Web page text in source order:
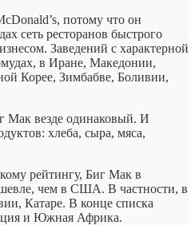
потому что он
сеть ресторанов быстрого
Заведений с характерной
в Иране, Македонии,
Корее, Зимбабве, Боливии,
Мак везде одинаковый. И
хлеба, сыра, мяса,
рейтингу, Биг Мак в
чем в США. В частности, в
Катаре. В конце списка
и Южная Африка.